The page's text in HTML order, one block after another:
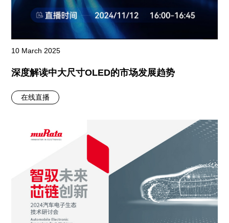
10 March 2025
深度解读中大尺寸OLED的市场发展趋势
在线直播